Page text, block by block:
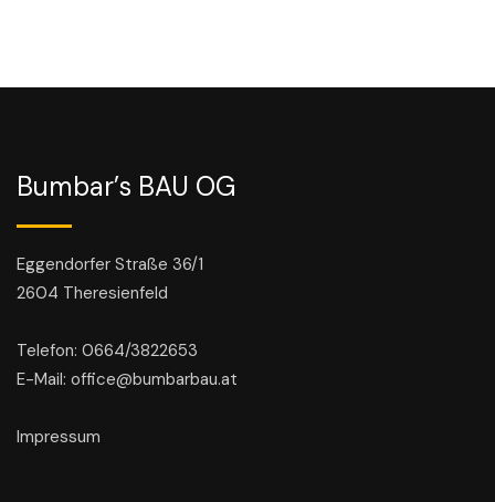
Bumbar’s BAU OG
Eggendorfer Straße 36/1
2604 Theresienfeld
Telefon: 0664/3822653
E-Mail: office@bumbarbau.at
Impressum